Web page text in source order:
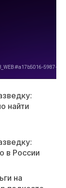
найти
в России
на